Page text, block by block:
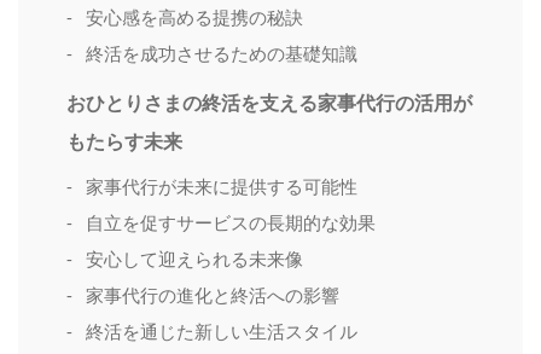
安心感を高める提携の秘訣
終活を成功させるための基礎知識
おひとりさまの終活を支える家事代行の活用が
もたらす未来
家事代行が未来に提供する可能性
自立を促すサービスの長期的な効果
安心して迎えられる未来像
家事代行の進化と終活への影響
終活を通じた新しい生活スタイル